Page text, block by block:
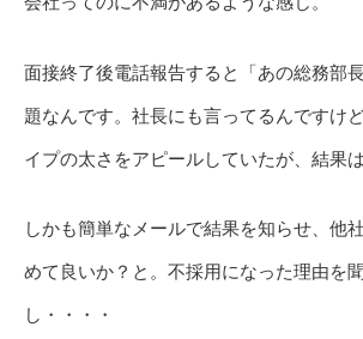
面接終了後電話報告すると「あの総務部
題なんです。社長にも言ってるんですけ
イプの太さをアピールしていたが、結果は
しかも簡単なメールで結果を知らせ、他
めて良いか？と。不採用になった理由を
し・・・・